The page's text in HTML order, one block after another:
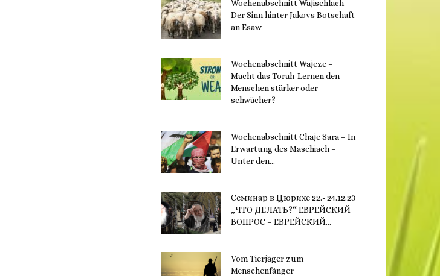
Wochenabschnitt Wajischlach –
Der Sinn hinter Jakovs Botschaft
an Esaw
Wochenabschnitt Wajeze –
Macht das Torah-Lernen den
Menschen stärker oder
schwächer?
Wochenabschnitt Chaje Sara – In
Erwartung des Maschiach –
Unter den...
Семинар в Цюрихе 22.- 24.12.23
„ЧТО ДЕЛАТЬ?“ ЕВРЕЙСКИЙ
ВОПРОС – ЕВРЕЙСКИЙ...
Vom Tierjäger zum
Menschenfänger